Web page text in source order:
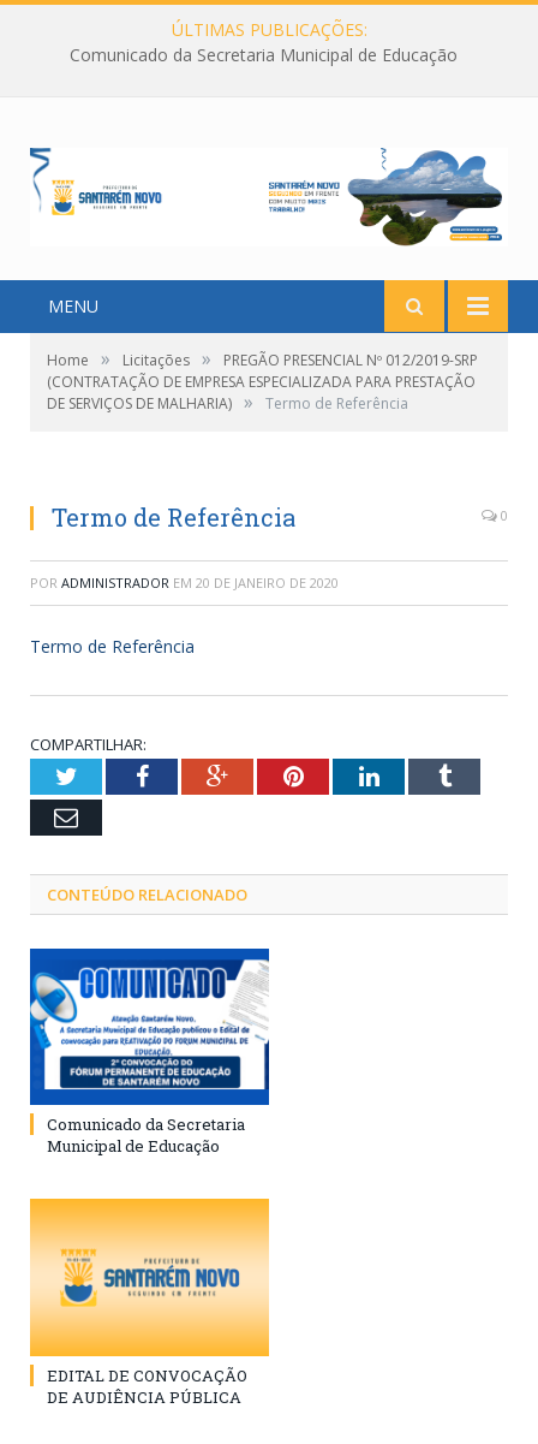
ÚLTIMAS PUBLICAÇÕES:
Comunicado da Secretaria Municipal de Educação
MENU
Home » Licitações »
PREGÃO PRESENCIAL Nº 012/2019-SRP
(CONTRATAÇÃO DE EMPRESA ESPECIALIZADA PARA PRESTAÇÃO
DE SERVIÇOS DE MALHARIA) » Termo de Referência
Termo de Referência 0
POR ADMINISTRADOR EM 20 DE JANEIRO DE 2020
Termo de Referência
COMPARTILHAR:
TwitterFacebookGoogle+PinterestLinkedInTumblr
Email
CONTEÚDO RELACIONADO
Comunicado da Secretaria
Municipal de Educação
EDITAL DE CONVOCAÇÃO
DE AUDIÊNCIA PÚBLICA